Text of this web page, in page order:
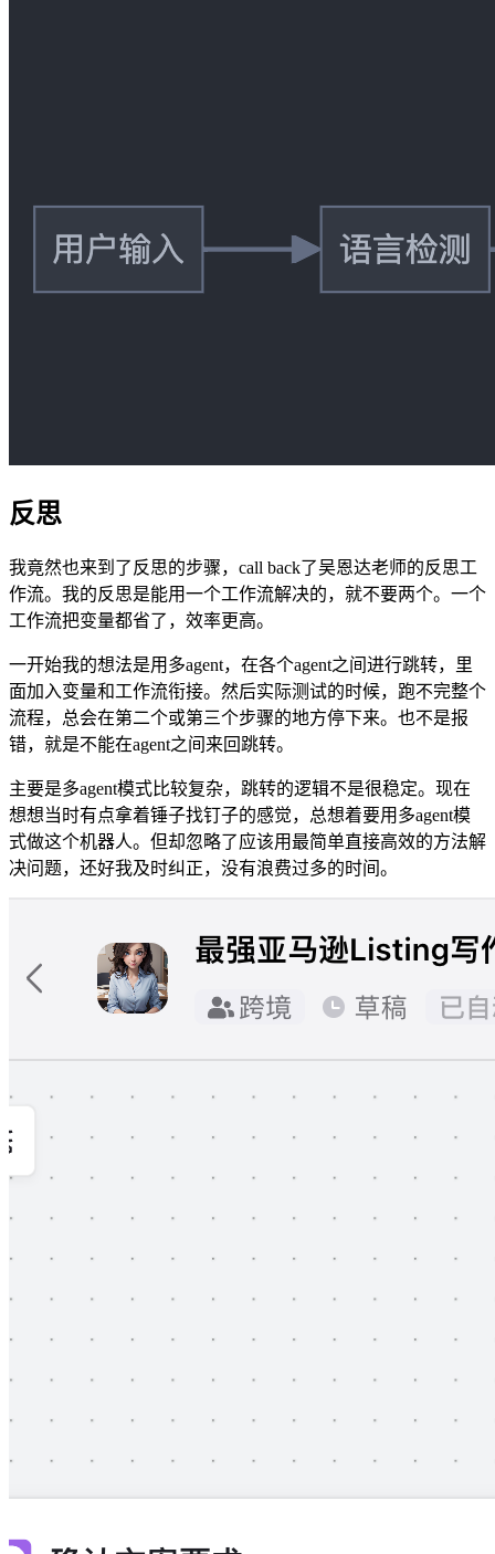
反思
我竟然也来到了反思的步骤，call back了吴恩达老师的反思工
作流。我的反思是能用一个工作流解决的，就不要两个。一个
工作流把变量都省了，效率更高。
一开始我的想法是用多agent，在各个agent之间进行跳转，里
面加入变量和工作流衔接。然后实际测试的时候，跑不完整个
流程，总会在第二个或第三个步骤的地方停下来。也不是报
错，就是不能在agent之间来回跳转。
主要是多agent模式比较复杂，跳转的逻辑不是很稳定。现在
想想当时有点拿着锤子找钉子的感觉，总想着要用多agent模
式做这个机器人。但却忽略了应该用最简单直接高效的方法解
决问题，还好我及时纠正，没有浪费过多的时间。